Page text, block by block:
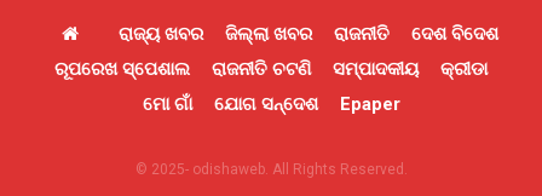
ରାଜ୍ୟ ଖବର ଜିଲ୍ଲା ଖବର ରାଜନୀତି
ଦେଶ ବିଦେଶ
ରୂପରେଖ ସ୍ପେଶାଲ
ରାଜନୀତି ଚଟଣି ସମ୍ପାଦକୀୟ
କ୍ରୀଡା
ମୋ ଗାଁ
ଯୋଗ ସନ୍ଦେଶ Epaper
© 2025- odishaweb. All Rights Reserved.